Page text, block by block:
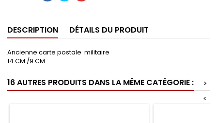
DESCRIPTION DÉTAILS DU PRODUIT
Ancienne carte postale militaire
14 CM /9 CM
16 AUTRES PRODUITS DANS LA MÊME CATÉGORIE :
>
<